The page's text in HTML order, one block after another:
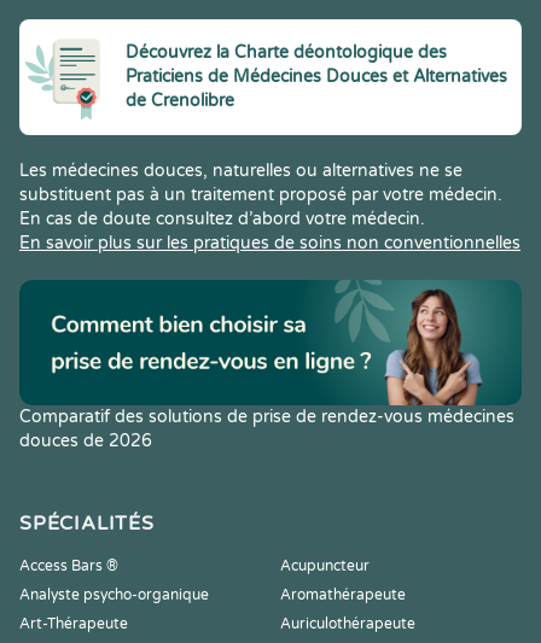
Découvrez la Charte déontologique des
Praticiens de Médecines Douces et Alternatives
de Crenolibre
Les médecines douces, naturelles ou alternatives ne se
substituent pas à un traitement proposé par votre médecin.
En cas de doute consultez d’abord votre médecin.
En savoir plus sur les pratiques de soins non conventionnelles
Comparatif des solutions de prise de rendez-vous médecines
douces de 2026
SPÉCIALITÉS
Access Bars ®
Acupuncteur
Analyste psycho-organique
Aromathérapeute
Art-Thérapeute
Auriculothérapeute